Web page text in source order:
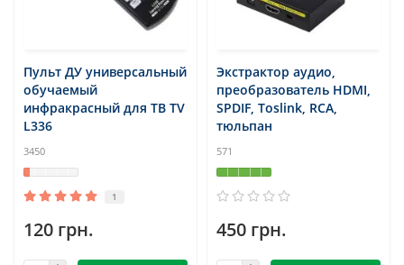
Пульт ДУ универсальный
обучаемый
инфракрасный для ТВ TV
L336
3450
1
120 грн.
Экстрактор аудио,
преобразователь HDMI,
SPDIF, Toslink, RCA,
тюльпан
571
450 грн.